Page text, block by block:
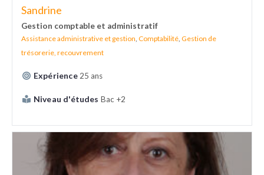
Sandrine
Gestion comptable et administratif
Assistance administrative et gestion Comptabilité Gestion de
trésorerie, recouvrement
Expérience 25 ans
Niveau d'études Bac +2